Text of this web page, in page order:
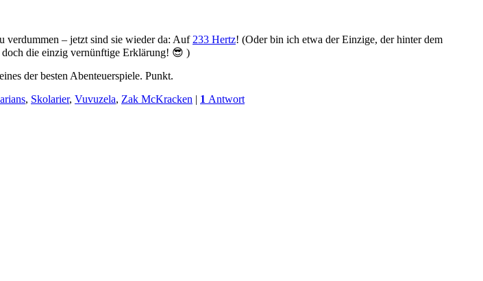
verdummen – jetzt sind sie wieder da: Auf 233 Hertz! (Oder bin ich etwa der Einzige, der hinter dem
doch die einzig vernünftige Erklärung! 😎 )
der besten Abenteuerspiele. Punkt.
, Skolarier, Vuvuzela, Zak McKracken | 1 Antwort